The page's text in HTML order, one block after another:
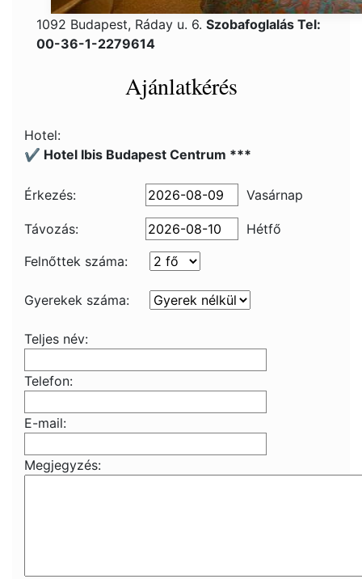
1092 Budapest, Ráday u. 6. Szobafoglalás Tel:
00-36-1-2279614
Ajánlatkérés
Hotel:
✔️ Hotel Ibis Budapest Centrum ***
Érkezés: Vasárnap
Távozás:
Hétfő
Felnőttek száma:
Gyerekek száma:
Teljes név:
Telefon:
E-mail:
Megjegyzés: